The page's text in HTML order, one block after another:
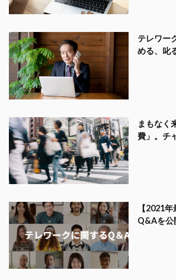
テレワー
める、叱
まもなく
費」。チ
【2021
Q&Aを公